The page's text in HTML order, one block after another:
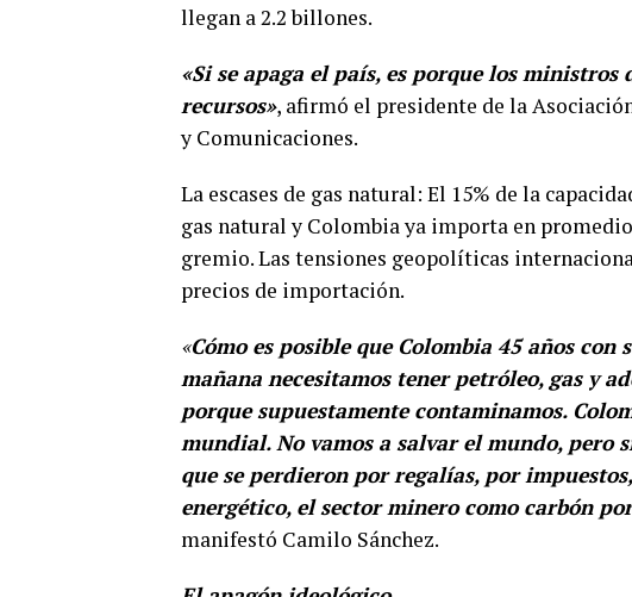
llegan a 2.2 billones.
«Si se apaga el país, es porque los
recursos», afirmó el presidente de la
y Comunicaciones.
La escases de gas natural: El 15% de la
gas natural y Colombia ya importa en
gremio. Las tensiones geopolíticas
precios de importación.
«Cómo es posible que Colombia 45 años
mañana necesitamos tener petróleo, gas y
porque supuestamente contaminamos.
mundial. No vamos a salvar el mundo, pero
que se perdieron por regalías, por
energético, el sector minero como carbón
manifestó Camilo Sánchez.